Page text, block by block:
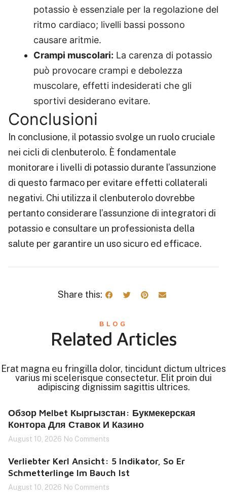
potassio è essenziale per la regolazione del
ritmo cardiaco; livelli bassi possono
causare aritmie.
Crampi muscolari: La carenza di potassio
può provocare crampi e debolezza
muscolare, effetti indesiderati che gli
sportivi desiderano evitare.
Conclusioni
In conclusione, il potassio svolge un ruolo cruciale
nei cicli di clenbuterolo. È fondamentale
monitorare i livelli di potassio durante l’assunzione
di questo farmaco per evitare effetti collaterali
negativi. Chi utilizza il clenbuterolo dovrebbe
pertanto considerare l’assunzione di integratori di
potassio e consultare un professionista della
salute per garantire un uso sicuro ed efficace.
Share this:
BLOG
Related Articles
Erat magna eu fringilla dolor, tincidunt dictum ultrices
varius mi scelerisque consectetur. Elit proin dui
adipiscing dignissim sagittis ultrices.
Обзор Melbet Кыргызстан: Букмекерская
Контора Для Ставок И Казино
August 10, 2026 No Comments
Verliebter Kerl Ansicht: 5 Indikator, So Er
Schmetterlinge Im Bauch Ist
August 10, 2026 No Comments